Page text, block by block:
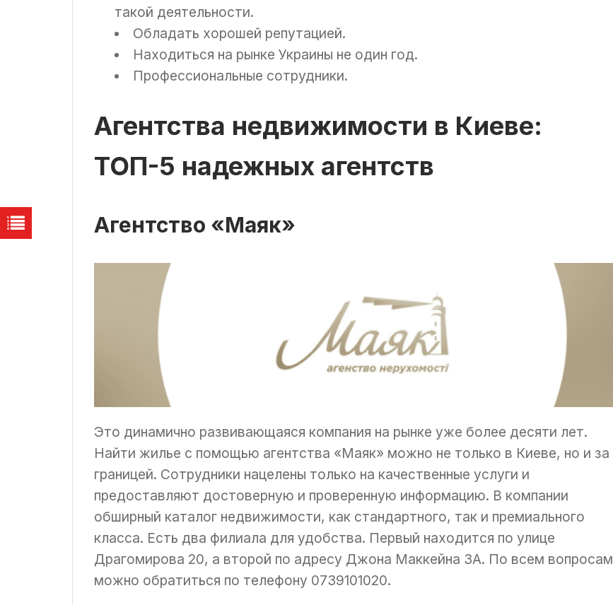
такой деятельности.
Обладать хорошей репутацией.
Находиться на рынке Украины не один год.
Профессиональные сотрудники.
Агентства недвижимости в Киеве:
ТОП-5 надежных агентств
Агентство «Маяк»
Это динамично развивающаяся компания на рынке уже более десяти лет.
Найти жилье с помощью агентства «Маяк» можно не только в Киеве, но и за
границей. Сотрудники нацелены только на качественные услуги и
предоставляют достоверную и проверенную информацию. В компании
обширный каталог недвижимости, как стандартного, так и премиального
класса. Есть два филиала для удобства. Первый находится по улице
Драгомирова 20, а второй по адресу Джона Маккейна 3А. По всем вопросам
можно обратиться по телефону 0739101020.